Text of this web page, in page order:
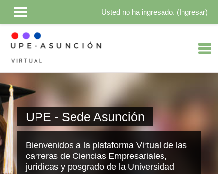
Usted no ha ingresado. (Ingresar)
UPE - Sede Asunción
Bienvenidos a la plataforma Virtual de las
carreras de Ciencias Empresariales,
jurídicas y posgrado de la Universidad